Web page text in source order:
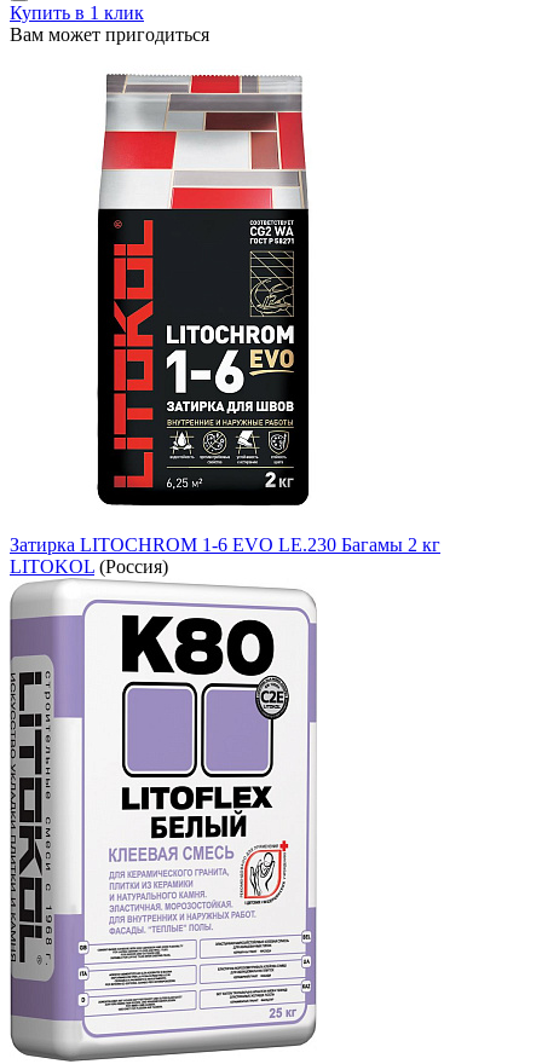
Купить в 1 клик
Вам может пригодиться
Затирка LITOCHROM 1-6 EVO LE.230 Багамы 2 кг
LITOKOL (Россия)